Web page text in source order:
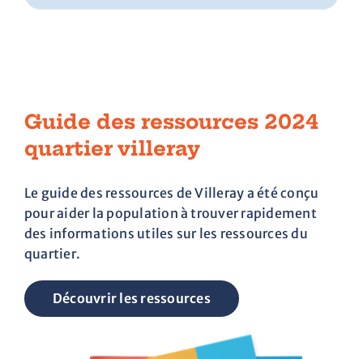
Guide des ressources 2024
quartier villeray
Le guide des ressources de Villeray a été conçu
pour aider la population à trouver rapidement
des informations utiles sur les ressources du
quartier.
Découvrir les ressources